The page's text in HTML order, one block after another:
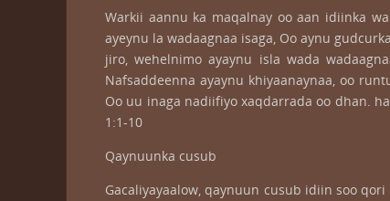
Warkii aannu ka maqalnay oo aan idiinka
ayeynu la wadaagnaa isaga, Oo aynu
jiro, wehelnimo ayaynu isla wada
Nafsaddeenna ayaynu khiyaanaynaa, oo
Oo uu inaga nadiifiyo xaqdarrada oo dhan.
1:1-10
Qaynuunka cusub
Gacaliyayaalow, qaynuun cusub idiin soo